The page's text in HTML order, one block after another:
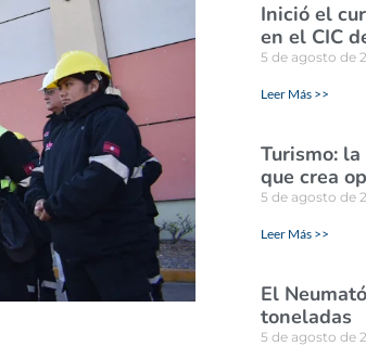
Inició el
en el CIC
5 de agosto de
Leer Más >>
Turismo:
que crea
5 de agosto de
Leer Más >>
El
toneladas
5 de agosto de